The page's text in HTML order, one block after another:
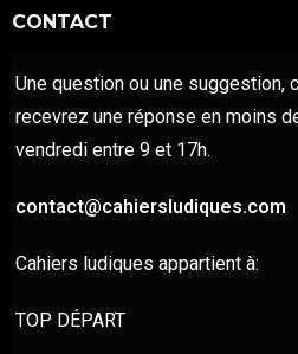
CONTACT
Une question ou une suggestion,
recevrez une réponse en moins
vendredi entre 9 et 17h.
contact@cahiersludiques.com
Cahiers ludiques appartient à:
TOP DÉPART